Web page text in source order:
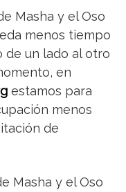
Masha y el Oso
menos tiempo
de un lado al otro
en
estamos para
menos
de
Masha y el Oso